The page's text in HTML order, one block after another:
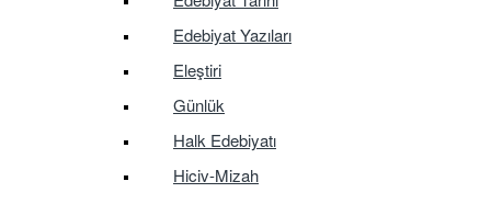
Edebiyat Yazıları
Eleştiri
Günlük
Halk Edebiyatı
Hiciv-Mizah